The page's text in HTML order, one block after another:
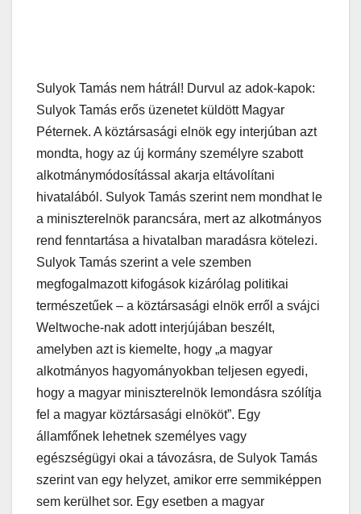
Sulyok Tamás nem hátrál! Durvul az adok-kapok:
Sulyok Tamás erős üzenetet küldött Magyar
Péternek. A köztársasági elnök egy interjúban azt
mondta, hogy az új kormány személyre szabott
alkotmánymódosítással akarja eltávolítani
hivatalából. Sulyok Tamás szerint nem mondhat le
a miniszterelnök parancsára, mert az alkotmányos
rend fenntartása a hivatalban maradásra kötelezi.
Sulyok Tamás szerint a vele szemben
megfogalmazott kifogások kizárólag politikai
természetűek – a köztársasági elnök erről a svájci
Weltwoche-nak adott interjújában beszélt,
amelyben azt is kiemelte, hogy „a magyar
alkotmányos hagyományokban teljesen egyedi,
hogy a magyar miniszterelnök lemondásra szólítja
fel a magyar köztársasági elnököt”. Egy
államfőnek lehetnek személyes vagy
egészségügyi okai a távozásra, de Sulyok Tamás
szerint van egy helyzet, amikor erre semmiképpen
sem kerülhet sor. Egy esetben a magyar